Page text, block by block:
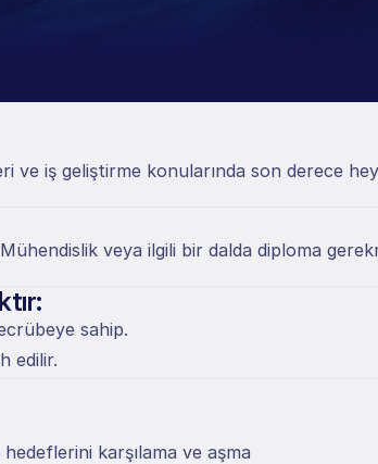
iş geliştirme konularında son derece
veya ilgili bir dalda diploma
sahip.
edilir.
karşılama ve aşma